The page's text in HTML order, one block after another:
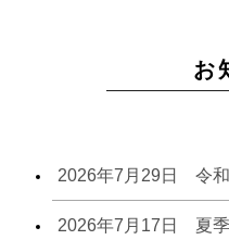
お
2026年7月17日 夏